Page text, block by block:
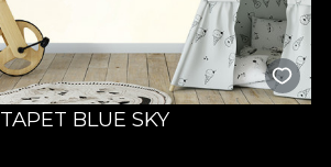
TAPET BLUE SKY